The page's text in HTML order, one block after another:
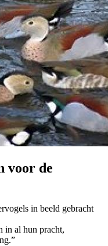
voor de
in beeld gebracht
in al hun pracht,